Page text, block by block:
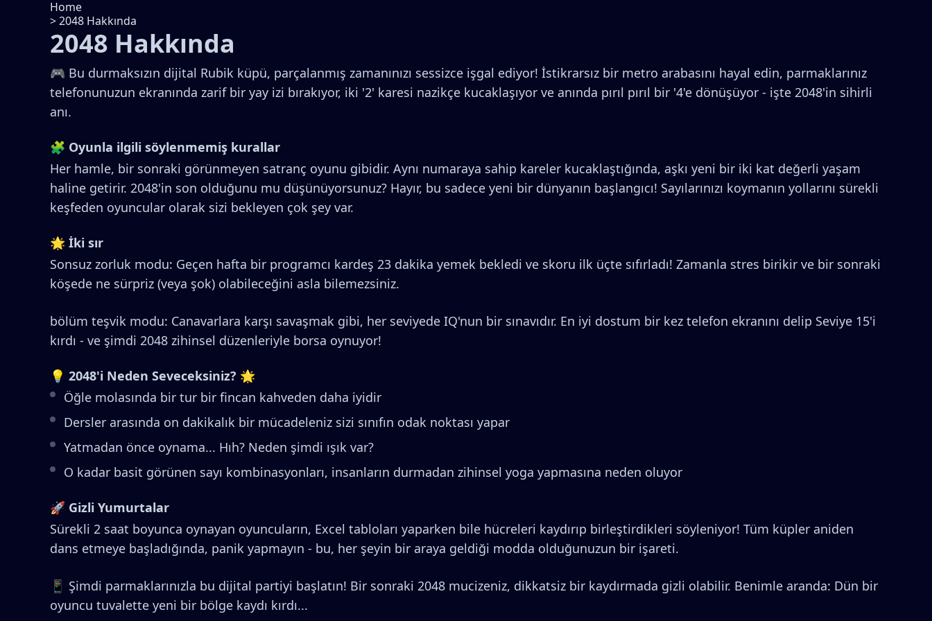
Home
>2048 Hakkında
2048 Hakkında
🎮 Bu durmaksızın dijital Rubik küpü, parçalanmış zamanınızı sessizce işgal ediyor! İstikrarsız bir metro arabasını hayal edin, parmaklarınız
telefonunuzun ekranında zarif bir yay izi bırakıyor, iki '2' karesi nazikçe kucaklaşıyor ve anında pırıl pırıl bir '4'e dönüşüyor - işte 2048'in sihirli
anı.
🧩 Oyunla ilgili söylenmemiş kurallar
Her hamle, bir sonraki görünmeyen satranç oyunu gibidir. Aynı numaraya sahip kareler kucaklaştığında, aşkı yeni bir iki kat değerli yaşam
haline getirir. 2048'in son olduğunu mu düşünüyorsunuz? Hayır, bu sadece yeni bir dünyanın başlangıcı! Sayılarınızı koymanın yollarını sürekli
keşfeden oyuncular olarak sizi bekleyen çok şey var.
🌟 İki sır
Sonsuz zorluk modu: Geçen hafta bir programcı kardeş 23 dakika yemek bekledi ve skoru ilk üçte sıfırladı! Zamanla stres birikir ve bir sonraki
köşede ne sürpriz (veya şok) olabileceğini asla bilemezsiniz.
bölüm teşvik modu: Canavarlara karşı savaşmak gibi, her seviyede IQ'nun bir sınavıdır. En iyi dostum bir kez telefon ekranını delip Seviye 15'i
kırdı - ve şimdi 2048 zihinsel düzenleriyle borsa oynuyor!
💡 2048'i Neden Seveceksiniz? 🌟
Öğle molasında bir tur bir fincan kahveden daha iyidir
Dersler arasında on dakikalık bir mücadeleniz sizi sınıfın odak noktası yapar
Yatmadan önce oynama... Hıh? Neden şimdi ışık var?
O kadar basit görünen sayı kombinasyonları, insanların durmadan zihinsel yoga yapmasına neden oluyor
🚀 Gizli Yumurtalar
Sürekli 2 saat boyunca oynayan oyuncuların, Excel tabloları yaparken bile hücreleri kaydırıp birleştirdikleri söyleniyor! Tüm küpler aniden
dans etmeye başladığında, panik yapmayın - bu, her şeyin bir araya geldiği modda olduğunuzun bir işareti.
📱 Şimdi parmaklarınızla bu dijital partiyi başlatın! Bir sonraki 2048 mucizeniz, dikkatsiz bir kaydırmada gizli olabilir. Benimle aranda: Dün bir
oyuncu tuvalette yeni bir bölge kaydı kırdı...